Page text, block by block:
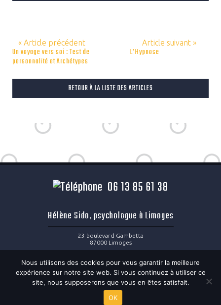
« Article précédent
Un voyage vers soi : Test de
personnalité et Archétypes
Article suivant »
L'Hypnose
RETOUR À LA LISTE DES ARTICLES
06 13 85 61 38
Hélène Sido, psychologue à Limoges
23 boulevard Gambetta
87000 Limoges
helene.sido@hotmail.fr
Du lundi au vendredi 8h30 à 19h30
Nous utilisons des cookies pour vous garantir la meilleure
expérience sur notre site web. Si vous continuez à utiliser ce
site, nous supposerons que vous en êtes satisfait.
OK